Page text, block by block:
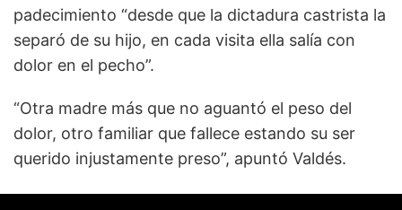
padecimiento “desde que la dictadura castrista la
separó de su hijo, en cada visita ella salía con
dolor en el pecho”.
“Otra madre más que no aguantó el peso del
dolor, otro familiar que fallece estando su ser
querido injustamente preso”, apuntó Valdés.